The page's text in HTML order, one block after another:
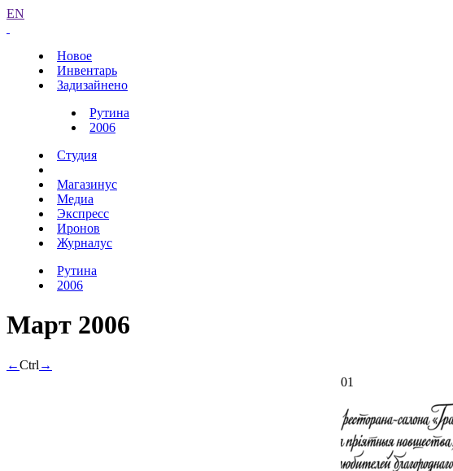
EN
Новое
Инвентарь
Задизайнено
Рутина
2006
Студия
Магазинус
Медиа
Экспресс
Иронов
Журналус
Рутина
2006
Март 2006
←Ctrl →
01